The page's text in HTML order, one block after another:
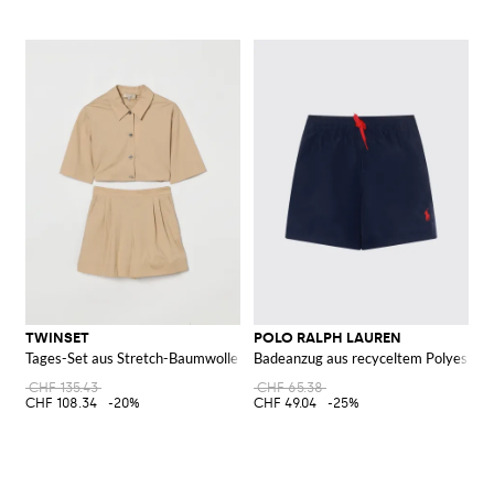
TWINSET
Tages-Set aus Stretch-Baumwolle
CHF 135.43
CHF 108.34
-20%
POLO RALPH LAUREN
Badeanzug aus recyceltem Polyester
CHF 65.38
CHF 49.04
-25%